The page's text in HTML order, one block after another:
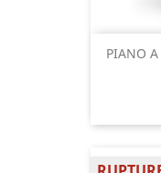
PIANO